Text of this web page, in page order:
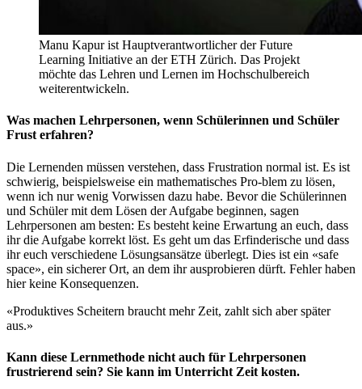
Manu Kapur ist Hauptverantwortlicher der Future
Learning Initiative an der ETH Zürich. Das Projekt
möchte das Lehren und Lernen im Hochschulbereich
weiterentwickeln.
Was machen Lehrpersonen, wenn Schülerinnen und Schüler
Frust erfahren?
Die Lernenden müssen verstehen, dass Frustration normal ist. Es ist
schwierig, beispielsweise ein mathematisches Pro-blem zu lösen,
wenn ich nur wenig Vorwissen dazu habe. Bevor die Schülerinnen
und Schüler mit dem Lösen der Aufgabe beginnen, sagen
Lehrpersonen am besten: Es besteht keine Erwartung an euch, dass
ihr die Aufgabe korrekt löst. Es geht um das Erfinderische und dass
ihr euch verschiedene Lösungsansätze überlegt. Dies ist ein «safe
space», ein sicherer Ort, an dem ihr ausprobieren dürft. Fehler haben
hier keine Konsequenzen.
«Produktives Scheitern braucht mehr Zeit, zahlt sich aber später
aus.»
Kann diese Lernmethode nicht auch für Lehrpersonen
frustrierend sein? Sie kann im Unterricht Zeit kosten.